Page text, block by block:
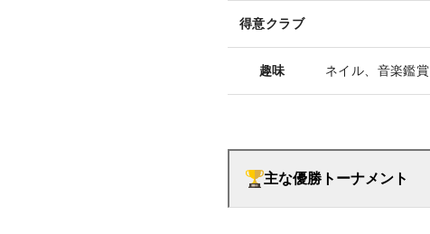
得意クラブ
趣味 ネイル、音楽鑑賞
主な優勝トーナメント